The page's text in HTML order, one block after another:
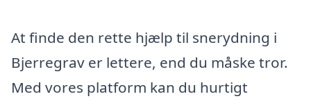
At finde den rette hjælp til snerydning i
Bjerregrav er lettere, end du måske tror.
Med vores platform kan du hurtigt